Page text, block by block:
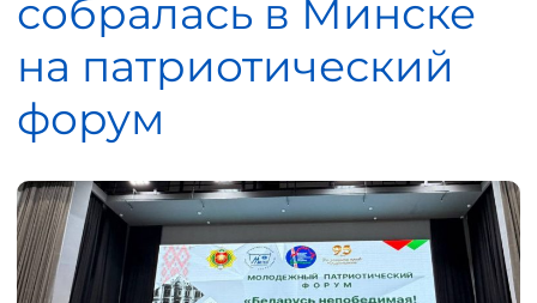
собралась в Минске
на патриотический
форум